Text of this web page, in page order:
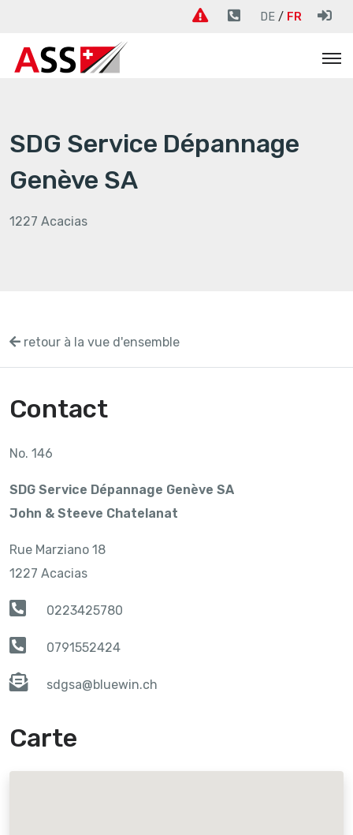
DE FR
SDG Service Dépannage
Genève SA
1227 Acacias
retour à la vue d'ensemble
Contact
No. 146
SDG Service Dépannage Genève SA
John & Steeve Chatelanat
Rue Marziano 18
1227 Acacias
0223425780
0791552424
sdgsa@bluewin.ch
Carte